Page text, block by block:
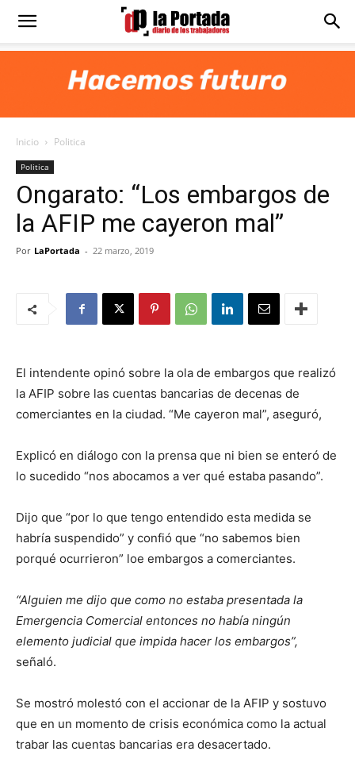
Diario
Portada
Inicio Politica
Politica
Ongarato: “Los embargos de
la AFIP me cayeron mal”
Por LaPortada - 22 marzo, 2019
El intendente opinó sobre la ola de embargos que realizó
la AFIP sobre las cuentas bancarias de decenas de
comerciantes en la ciudad. “Me cayeron mal”, aseguró,
Explicó en diálogo con la prensa que ni bien se enteró de
lo sucedido “nos abocamos a ver qué estaba pasando”.
Dijo que “por lo que tengo entendido esta medida se
habría suspendido” y confió que “no sabemos bien
porqué ocurrieron” loe embargos a comerciantes.
“Alguien me dijo que como no estaba presentada la
Emergencia Comercial entonces no había ningún
elemento judicial que impida hacer los embargos”,
señaló.
Se mostró molestó con el accionar de la AFIP y sostuvo
que en un momento de crisis económica como la actual
trabar las cuentas bancarias era desacertado.